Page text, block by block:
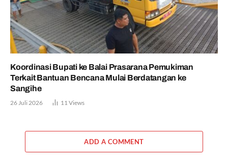
Koordinasi Bupati ke Balai Prasarana Pemukiman
Terkait Bantuan Bencana Mulai Berdatangan ke
Sangihe
26 Juli 2026 11 Views
ADD A COMMENT